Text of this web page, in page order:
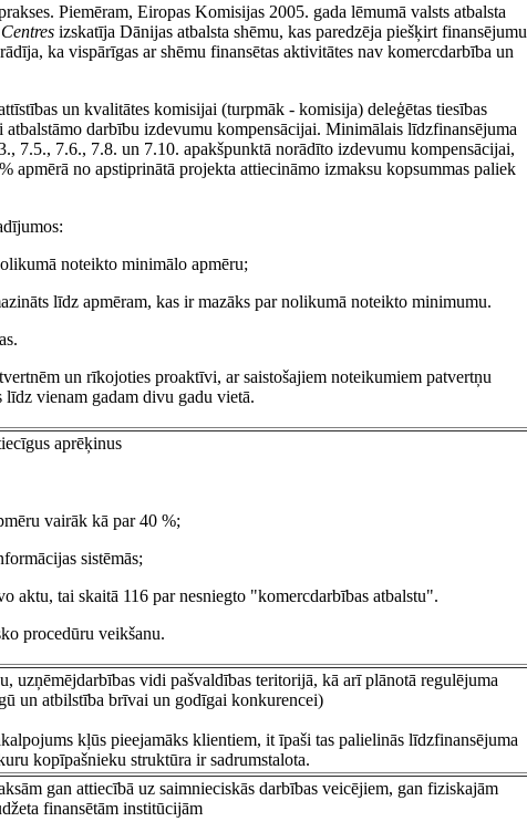
Piemēram, Eiropas Komisijas 2005. gada lēmumā valsts atbalsta
izskatīja Dānijas atbalsta shēmu, kas paredzēja piešķirt finansējumu
ka vispārīgas ar shēmu finansētas aktivitātes nav komercdarbība un
un kvalitātes komisijai (turpmāk - komisija) deleģētas tiesības
darbību izdevumu kompensācijai. Minimālais līdzfinansējuma
7.5., 7.6., 7.8. un 7.10. apakšpunktā norādīto izdevumu kompensācijai,
apmērā no apstiprinātā projekta attiecināmo izmaksu kopsummas paliek
noteikto minimālo apmēru;
līdz apmēram, kas ir mazāks par nolikumā noteikto minimumu.
un rīkojoties proaktīvi, ar saistošajiem noteikumiem patvertņu
līdz vienam gadam divu gadu vietā.
aprēķinus
vairāk kā par 40 %;
sistēmās;
aktu, tai skaitā 116 par nesniegto "komercdarbības atbalstu".
procedūru veikšanu.
uzņēmējdarbības vidi pašvaldības teritorijā, kā arī plānotā regulējuma
un atbilstība brīvai un godīgai konkurencei)
kļūs pieejamāks klientiem, it īpaši tas palielinās līdzfinansējuma
kopīpašnieku struktūra ir sadrumstalota.
gan attiecībā uz saimnieciskās darbības veicējiem, gan fiziskajām
finansētām institūcijām